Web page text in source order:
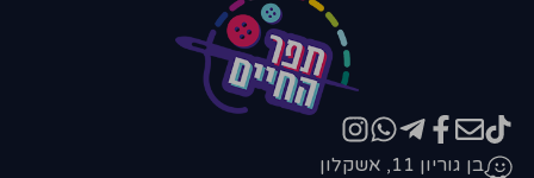
בן גוריון 11, אשקלון